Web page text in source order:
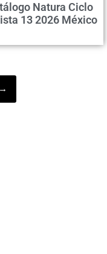
Natura Ciclo
13 2026 México